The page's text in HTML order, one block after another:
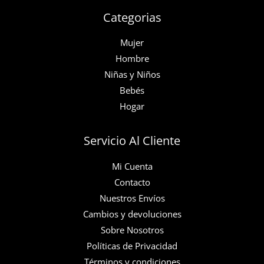
Categorias
Mujer
Hombre
Niñas y Niños
Bebés
Hogar
Servicio Al Cliente
Mi Cuenta
Contacto
Nuestros Envíos
Cambios y devoluciones
Sobre Nosotros
Políticas de Privacidad
Términos y condiciones